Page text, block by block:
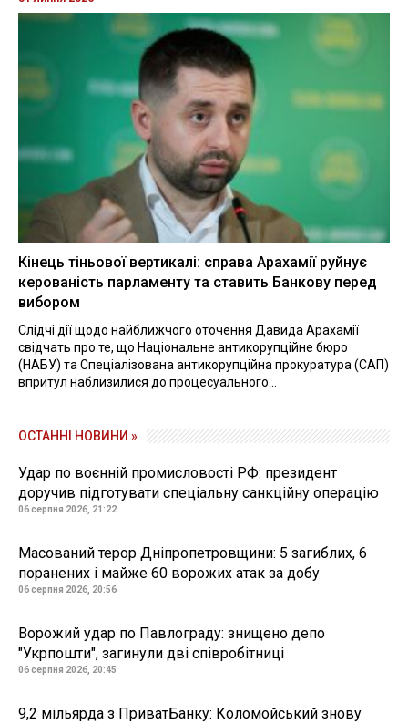
Кінець тіньової вертикалі: справа Арахамії руйнує
керованість парламенту та ставить Банкову перед
вибором
Слідчі дії щодо найближчого оточення Давида Арахамії
свідчать про те, що Національне антикорупційне бюро
(НАБУ) та Спеціалізована антикорупційна прокуратура (САП)
впритул наблизилися до процесуального...
ОСТАННІ НОВИНИ »
Удар по воєнній промисловості РФ: президент
доручив підготувати спеціальну санкційну операцію
06 серпня 2026, 21:22
Масований терор Дніпропетровщини: 5 загиблих, 6
поранених і майже 60 ворожих атак за добу
06 серпня 2026, 20:56
Ворожий удар по Павлограду: знищено депо
"Укрпошти", загинули дві співробітниці
06 серпня 2026, 20:45
9,2 мільярда з ПриватБанку: Коломойський знову